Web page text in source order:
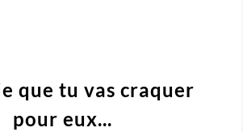
que tu vas craquer
pour eux...